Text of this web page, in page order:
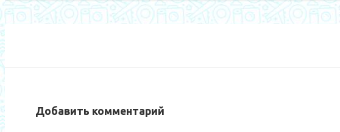
Добавить комментарий